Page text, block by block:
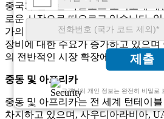
제출
고객님의 개인 정보는 완전히 비밀로
중국과 인도는 아날로그 오디오에 대
로운 시장으로 떠오르고 있습니다.
가의 중산층 증가와 가처분 소득 증가
장비에 대한 수요가 증가하고 있으
의 전반적인 시장 확장에 기여하고
중동 및 아프리카
중동 및 아프리카는 전 세계 턴테이
차지하고 있으며, 사우디아라비아,